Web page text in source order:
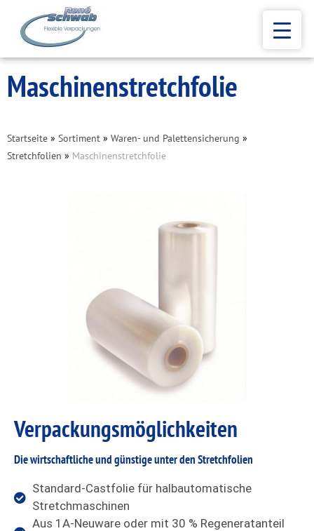
Maschinenstretchfolie
Startseite » Sortiment » Waren- und Palettensicherung »
Stretchfolien » Maschinenstretchfolie
Verpackungsmöglichkeiten
Die wirtschaftliche und günstige unter den Stretchfolien
Standard-Castfolie für halbautomatische
Stretchmaschinen
Aus 1A-Neuware oder mit 30 % Regeneratanteil